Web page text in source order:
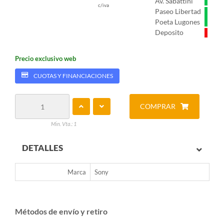
Paseo Libertad
Poeta Lugones
Deposito
c/iva
Precio exclusivo web
CUOTAS Y FINANCIACIONES
Min. Vta.: 1
COMPRAR
DETALLES
Marca Sony
Métodos de envío y retiro